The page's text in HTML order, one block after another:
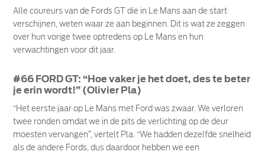
Alle coureurs van de Fords GT die in Le Mans aan de start
verschijnen, weten waar ze aan beginnen. Dit is wat ze zeggen
over hun vorige twee optredens op Le Mans en hun
verwachtingen voor dit jaar.
#66 FORD GT: “Hoe vaker je het doet, des te beter
je erin wordt!” (Olivier Pla)
“Het eerste jaar op Le Mans met Ford was zwaar. We verloren
twee ronden omdat we in de pits de verlichting op de deur
moesten vervangen”, vertelt Pla. “We hadden dezelfde snelheid
als de andere Fords, dus daardoor hebben we een